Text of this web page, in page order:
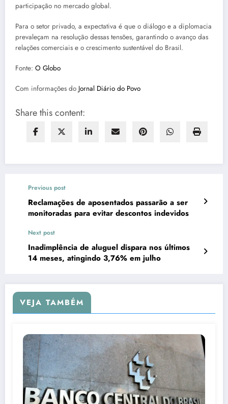
participação no mercado global.
Para o setor privado, a expectativa é que o diálogo e a diplomacia
prevaleçam na resolução dessas tensões, garantindo o avanço das
relações comerciais e o crescimento sustentável do Brasil.
Fonte: O Globo
Com informações do Jornal Diário do Povo
Share this content:
Previous post
Reclamações de aposentados passarão a ser
monitoradas para evitar descontos indevidos
Next post
Inadimplência de aluguel dispara nos últimos
14 meses, atingindo 3,76% em julho
VEJA TAMBÉM